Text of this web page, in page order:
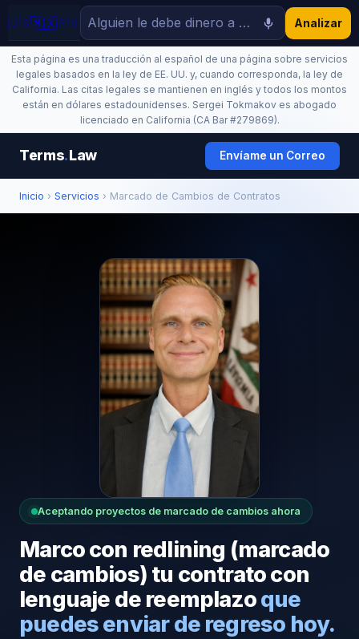
🇺🇸🇲🇽🇷🇺 Analizar
Esta página es una traducción al español de una página sobre servicios
legales basados en la ley de EE. UU. y, cuando corresponda, la ley de
California. Las citas legales se mantienen en inglés y todos los montos
están en dólares estadounidenses. Sergei Tokmakov es abogado
licenciado en California (CA Bar #279869).
Terms.Law Envíame un Correo
Inicio › Servicios › Marcado de Cambios de Contratos
Aceptando proyectos de marcado de cambios ahora
Marco con redlining (marcado
de cambios) tu contrato con
lenguaje de reemplazoque
puedes enviar de regreso hoy.